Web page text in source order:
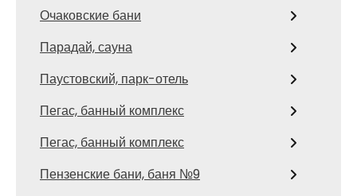
Очаковские бани
Парадай, сауна
Паустовский, парк-отель
Пегас, банный комплекс
Пегас, банный комплекс
Пензенские бани, баня №9